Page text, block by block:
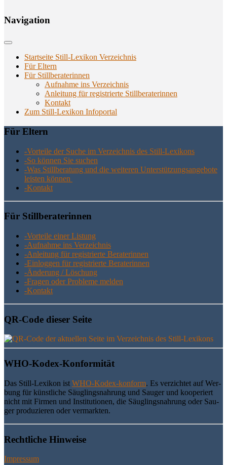
Navi­ga­ti­on
Startseite Still-Lexikon Verzeichnis
Für Eltern
Für Stillberaterinnen
Aufnahme ins Verzeichnis
Anlei­tung für regis­trier­te Stillberaterinnen
Kon­takt
Zum Still-Lexikon Infoportal
Für Eltern
-Vor­tei­le der Suche im Ver­zeich­nis des Still-Lexikons
-So kön­nen Sie suchen
-Was Still­be­ra­tung und die wei­te­ren Unter­stüt­zungs­an­ge­bo­te
leis­ten können
-Kon­takt
Für Still­be­ra­te­rin­nen
-Vor­tei­le einer Listung
-Auf­nah­me ins Verzeichnis
-Anlei­tung für regis­trier­te Beraterinnen
-Ein­log­gen für regis­trier­te Beraterinnen
-Ände­rung / Löschung
-Fra­gen oder Pro­ble­me melden
-Kon­takt
QR-Code die­ser Seite
WHO-Kodex-Kon­for­mi­tät
Das Still-Lexi­kon ist WHO-Kodex-kon­form. Es ver­zich­tet auf Wer­
bung für künst­li­che Säug­lings­nah­rung und Sau­ger und koope­riert
nicht mit Fir­men und Insti­tu­tio­nen, die Säug­lings­nah­rung oder Sau­
ger pro­du­zie­ren oder vermarkten.
Recht­li­che Hinweise
Impressum